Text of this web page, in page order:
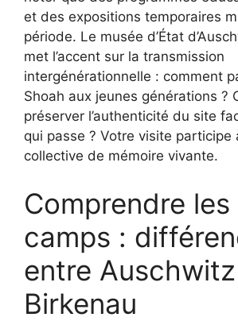
et des expositions temporaires
période. Le musée d’État
met l’accent sur la transmission
intergénérationnelle : comment
Shoah aux jeunes générations ?
préserver l’authenticité du site
qui passe ? Votre visite participe
collective de mémoire vivante.
Comprendre
camps :
entre
Birkenau